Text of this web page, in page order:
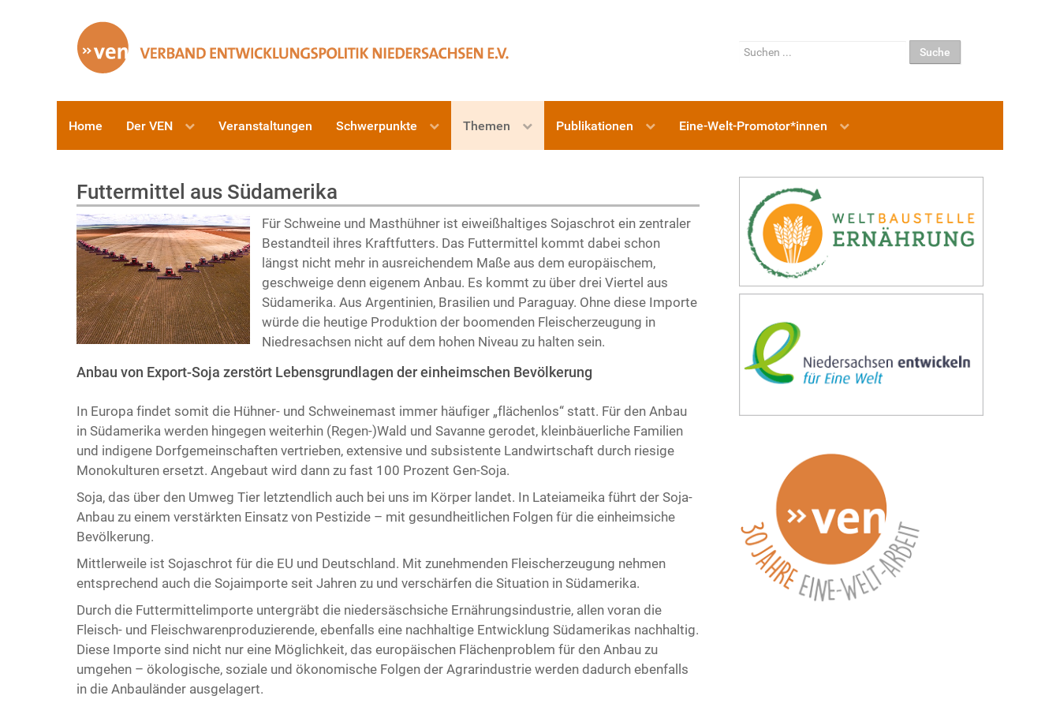
Suchen
Suche
Home Der VEN Veranstaltungen Schwerpunkte Themen Publikationen Eine-Welt-Promotor*innen
Futtermittel aus Südamerika
Für Schweine und Masthühner ist eiweißhaltiges Sojaschrot ein zentraler
Bestandteil ihres Kraftfutters. Das Futtermittel kommt dabei schon
längst nicht mehr in ausreichendem Maße aus dem europäischem,
geschweige denn eigenem Anbau. Es kommt zu über drei Viertel aus
Südamerika. Aus Argentinien, Brasilien und Paraguay. Ohne diese Importe
würde die heutige Produktion der boomenden Fleischerzeugung in
Niedresachsen nicht auf dem hohen Niveau zu halten sein.
Anbau von Export-Soja zerstört Lebensgrundlagen der einheimschen Bevölkerung
In Europa findet somit die Hühner- und Schweinemast immer häufiger „flächenlos“ statt. Für den Anbau
in Südamerika werden hingegen weiterhin (Regen-)Wald und Savanne gerodet, kleinbäuerliche Familien
und indigene Dorfgemeinschaften vertrieben, extensive und subsistente Landwirtschaft durch riesige
Monokulturen ersetzt. Angebaut wird dann zu fast 100 Prozent Gen-Soja.
Soja, das über den Umweg Tier letztendlich auch bei uns im Körper landet. In Lateiameika führt der Soja-
Anbau zu einem verstärkten Einsatz von Pestizide – mit gesundheitlichen Folgen für die einheimsiche
Bevölkerung.
Mittlerweile ist Sojaschrot für die EU und Deutschland. Mit zunehmenden Fleischerzeugung nehmen
entsprechend auch die Sojaimporte seit Jahren zu und verschärfen die Situation in Südamerika.
Durch die Futtermittelimporte untergräbt die niedersäschsiche Ernährungsindustrie, allen voran die
Fleisch- und Fleischwarenproduzierende, ebenfalls eine nachhaltige Entwicklung Südamerikas nachhaltig.
Diese Importe sind nicht nur eine Möglichkeit, das europäischen Flächenproblem für den Anbau zu
umgehen – ökologische, soziale und ökonomische Folgen der Agrarindustrie werden dadurch ebenfalls
in die Anbauländer ausgelagert.